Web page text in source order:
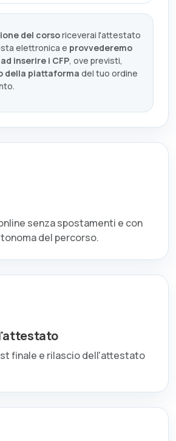
del corsoriceverai l'attestato
elettronica e provvederemo
inserire i CFP, ove previsti,
della piattaforma del tuo ordine
senza spostamenti e con
del percorso.
finale e rilascio dell'attestato